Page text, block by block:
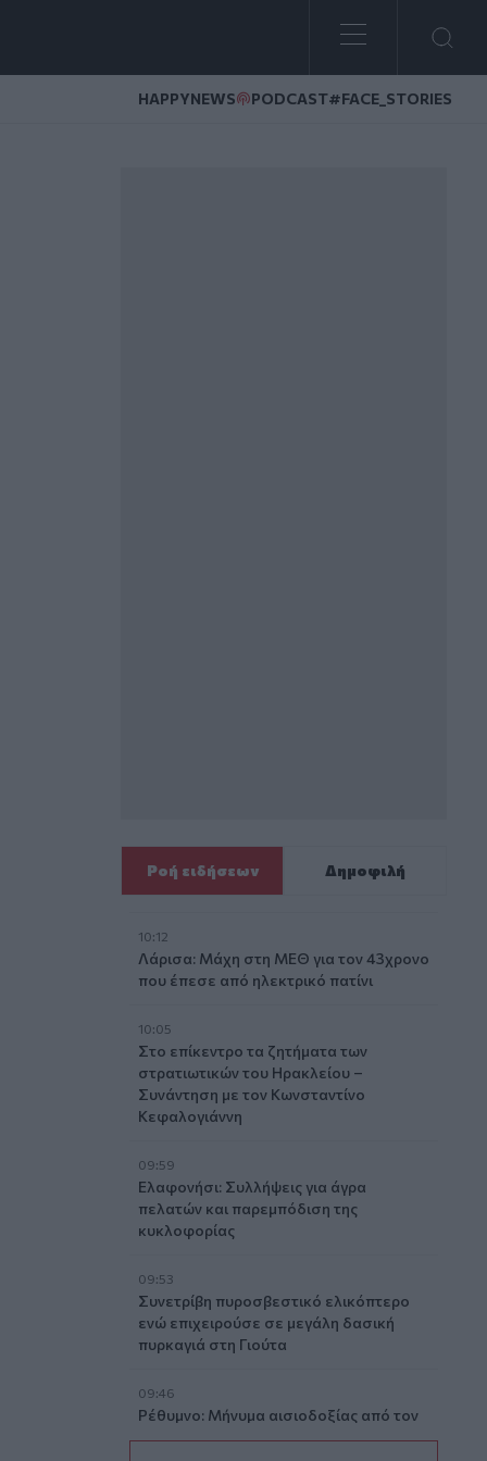
HAPPYNEWS PODCAST#FACE_STORIES
Ροή ειδήσεων Δημοφιλή
10:12
Λάρισα: Μάχη στη ΜΕΘ για τον 43χρονο
που έπεσε από ηλεκτρικό πατίνι
10:05
Στο επίκεντρο τα ζητήματα των
στρατιωτικών του Ηρακλείου –
Συνάντηση με τον Κωνσταντίνο
Κεφαλογιάννη
09:59
Ελαφονήσι: Συλλήψεις για άγρα
πελατών και παρεμπόδιση της
κυκλοφορίας
09:53
Συνετρίβη πυροσβεστικό ελικόπτερο
ενώ επιχειρούσε σε μεγάλη δασική
πυρκαγιά στη Γιούτα
09:46
Ρέθυμνο: Μήνυμα αισιοδοξίας από τον
τουρισμό μετά τις πυρκαγιές στο νότο